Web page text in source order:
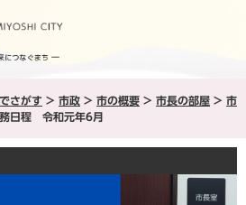
さがす > 市政 > 市の概要 > 市長の部屋 > 市
日程 令和元年6月